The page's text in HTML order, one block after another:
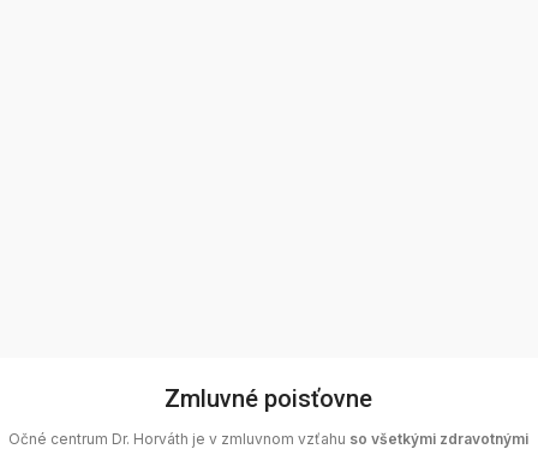
Zmluvné poisťovne
Očné centrum Dr. Horváth je v zmluvnom vzťahu so všetkými zdravotnými